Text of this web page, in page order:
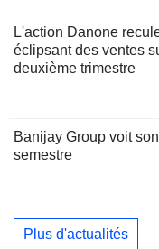
L'action Danone
éclipsant des ventes
deuxième trimestre
Banijay Group voit
semestre
Plus d'actualités